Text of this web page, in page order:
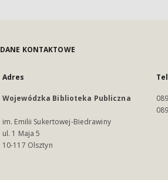
DANE KONTAKTOWE
Adres
Wojewódzka Biblioteka Publiczna
im. Emilii Sukertowej-Biedrawiny
ul. 1 Maja 5
10-117 Olsztyn